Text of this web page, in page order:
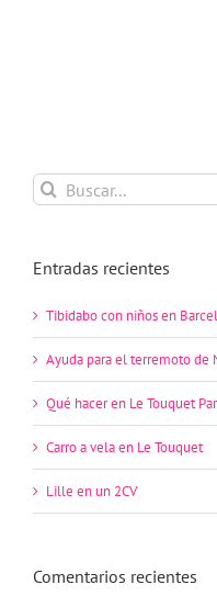
Buscar:
Entradas recientes
Tibidabo con niños en
Ayuda para el terremoto de
Qué hacer en Le Touquet
Carro a vela en Le Touquet
Lille en un 2CV
Comentarios recientes